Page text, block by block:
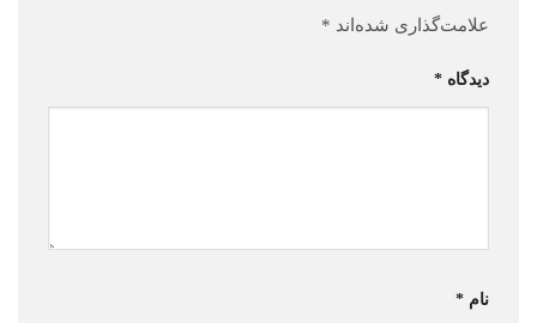
علامت‌گذاری شده‌اند *
دیدگاه *
نام *